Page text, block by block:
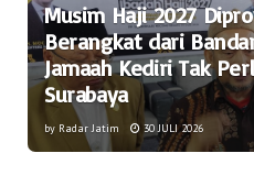
Musim Haji 2027
Berangkat dari
Jamaah Kediri Tak
Surabaya
by Radar Jatim 30 JULI 2026